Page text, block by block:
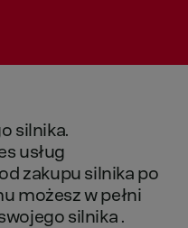
silnika.
usług
od zakupu silnika po
możeszwpełni
silnika .